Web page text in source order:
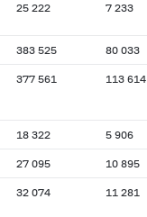
25 222 7 233
383 525 80 033
377 561 113 614
18 322 5 906
27 095 10 895
32 074 11 281